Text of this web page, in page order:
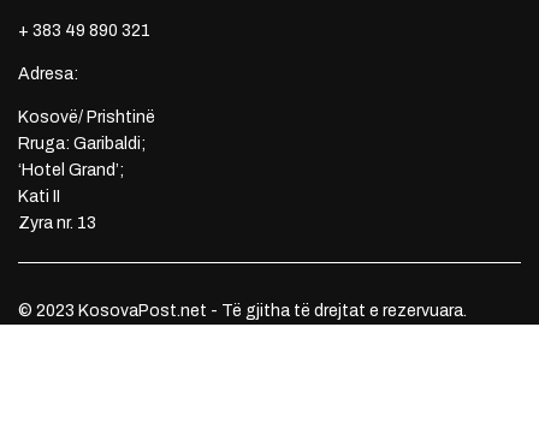
+ 383 49 890 321
Adresa:
Kosovë/ Prishtinë
Rruga: Garibaldi;
‘Hotel Grand’;
Kati II
Zyra nr. 13
© 2023 KosovaPost.net - Të gjitha të drejtat e rezervuara.